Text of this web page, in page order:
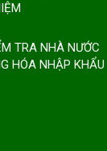
TRA NHÀ NƯỚC
HÓA NHẬP KHẨU